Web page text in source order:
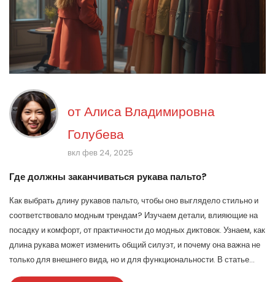
отАлиса Владимировна
Голубева
вкл фев 24, 2025
Где должны заканчиваться рукава пальто?
Как выбрать длину рукавов пальто, чтобы оно выглядело стильно и
соответствовало модным трендам? Изучаем детали, влияющие на
посадку и комфорт, от практичности до модных диктовок. Узнаем, как
длина рукава может изменить общий силуэт, и почему она важна не
только для внешнего вида, но и для функциональности. В статье
предложены советы, как не ошибиться с выбором и изменить свой